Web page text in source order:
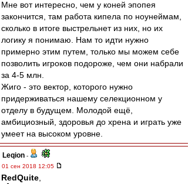
Мне вот интересно, чем у коней эпопея
закончится, там работа кипела по ноунеймам,
сколько в итоге выстрельнет из них, но их
логику я понимаю. Нам то идти нужно
примерно этим путем, только мы можем себе
позволить игроков подороже, чем они набрали
за 4-5 млн.
Жиго - это вектор, которого нужно
придерживаться нашему селекционном у
отделу в будущем. Молодой ещё,
амбициозный, здоровья до хрена и играть уже
умеет на высоком уровне.
Leqion -
01 сен 2018 12:05
RedQuite